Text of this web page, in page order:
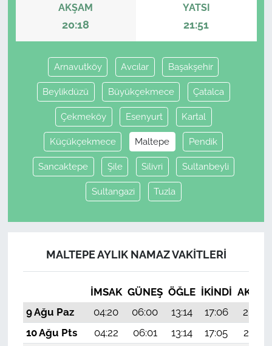
AKŞAM
20:18
YATSI
21:51
Arnavutköy Avcılar Başakşehir
Beylikdüzü Büyükçekmece Çatalca
Çekmeköy Esenyurt Kartal
Küçükçekmece Maltepe Pendik
Sancaktepe Şile Silivri Sultanbeyli
Sultangazi Tuzla
MALTEPE AYLIK NAMAZ VAKITLERI
İMSAK GÜNEŞ ÖĞLE İKINDI AKŞAM
9 Ağu Paz
04:20 06:00 13:14 17:06
20:18
10 Ağu Pts
04:22 06:01 13:14 17:05
20:17